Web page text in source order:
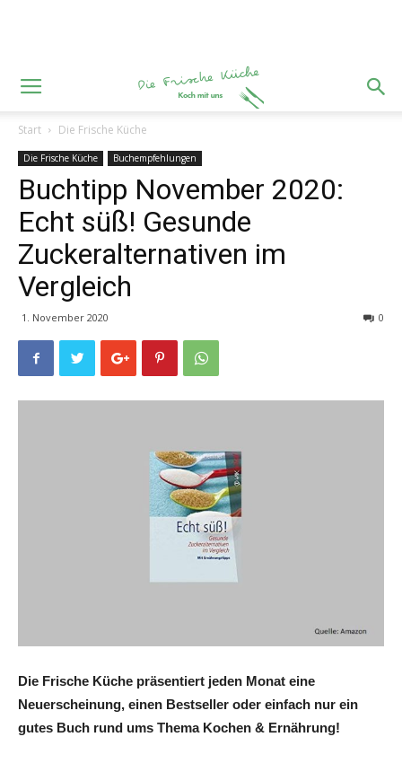
Start Die Frische Küche
Die Frische Küche Buchempfehlungen
Buchtipp November 2020:
Echt süß! Gesunde
Zuckeralternativen im
Vergleich
1. November 2020 0
Die Frische Küche präsentiert jeden Monat eine
Neuerscheinung, einen Bestseller oder einfach nur ein
gutes Buch rund ums Thema Kochen & Ernährung!